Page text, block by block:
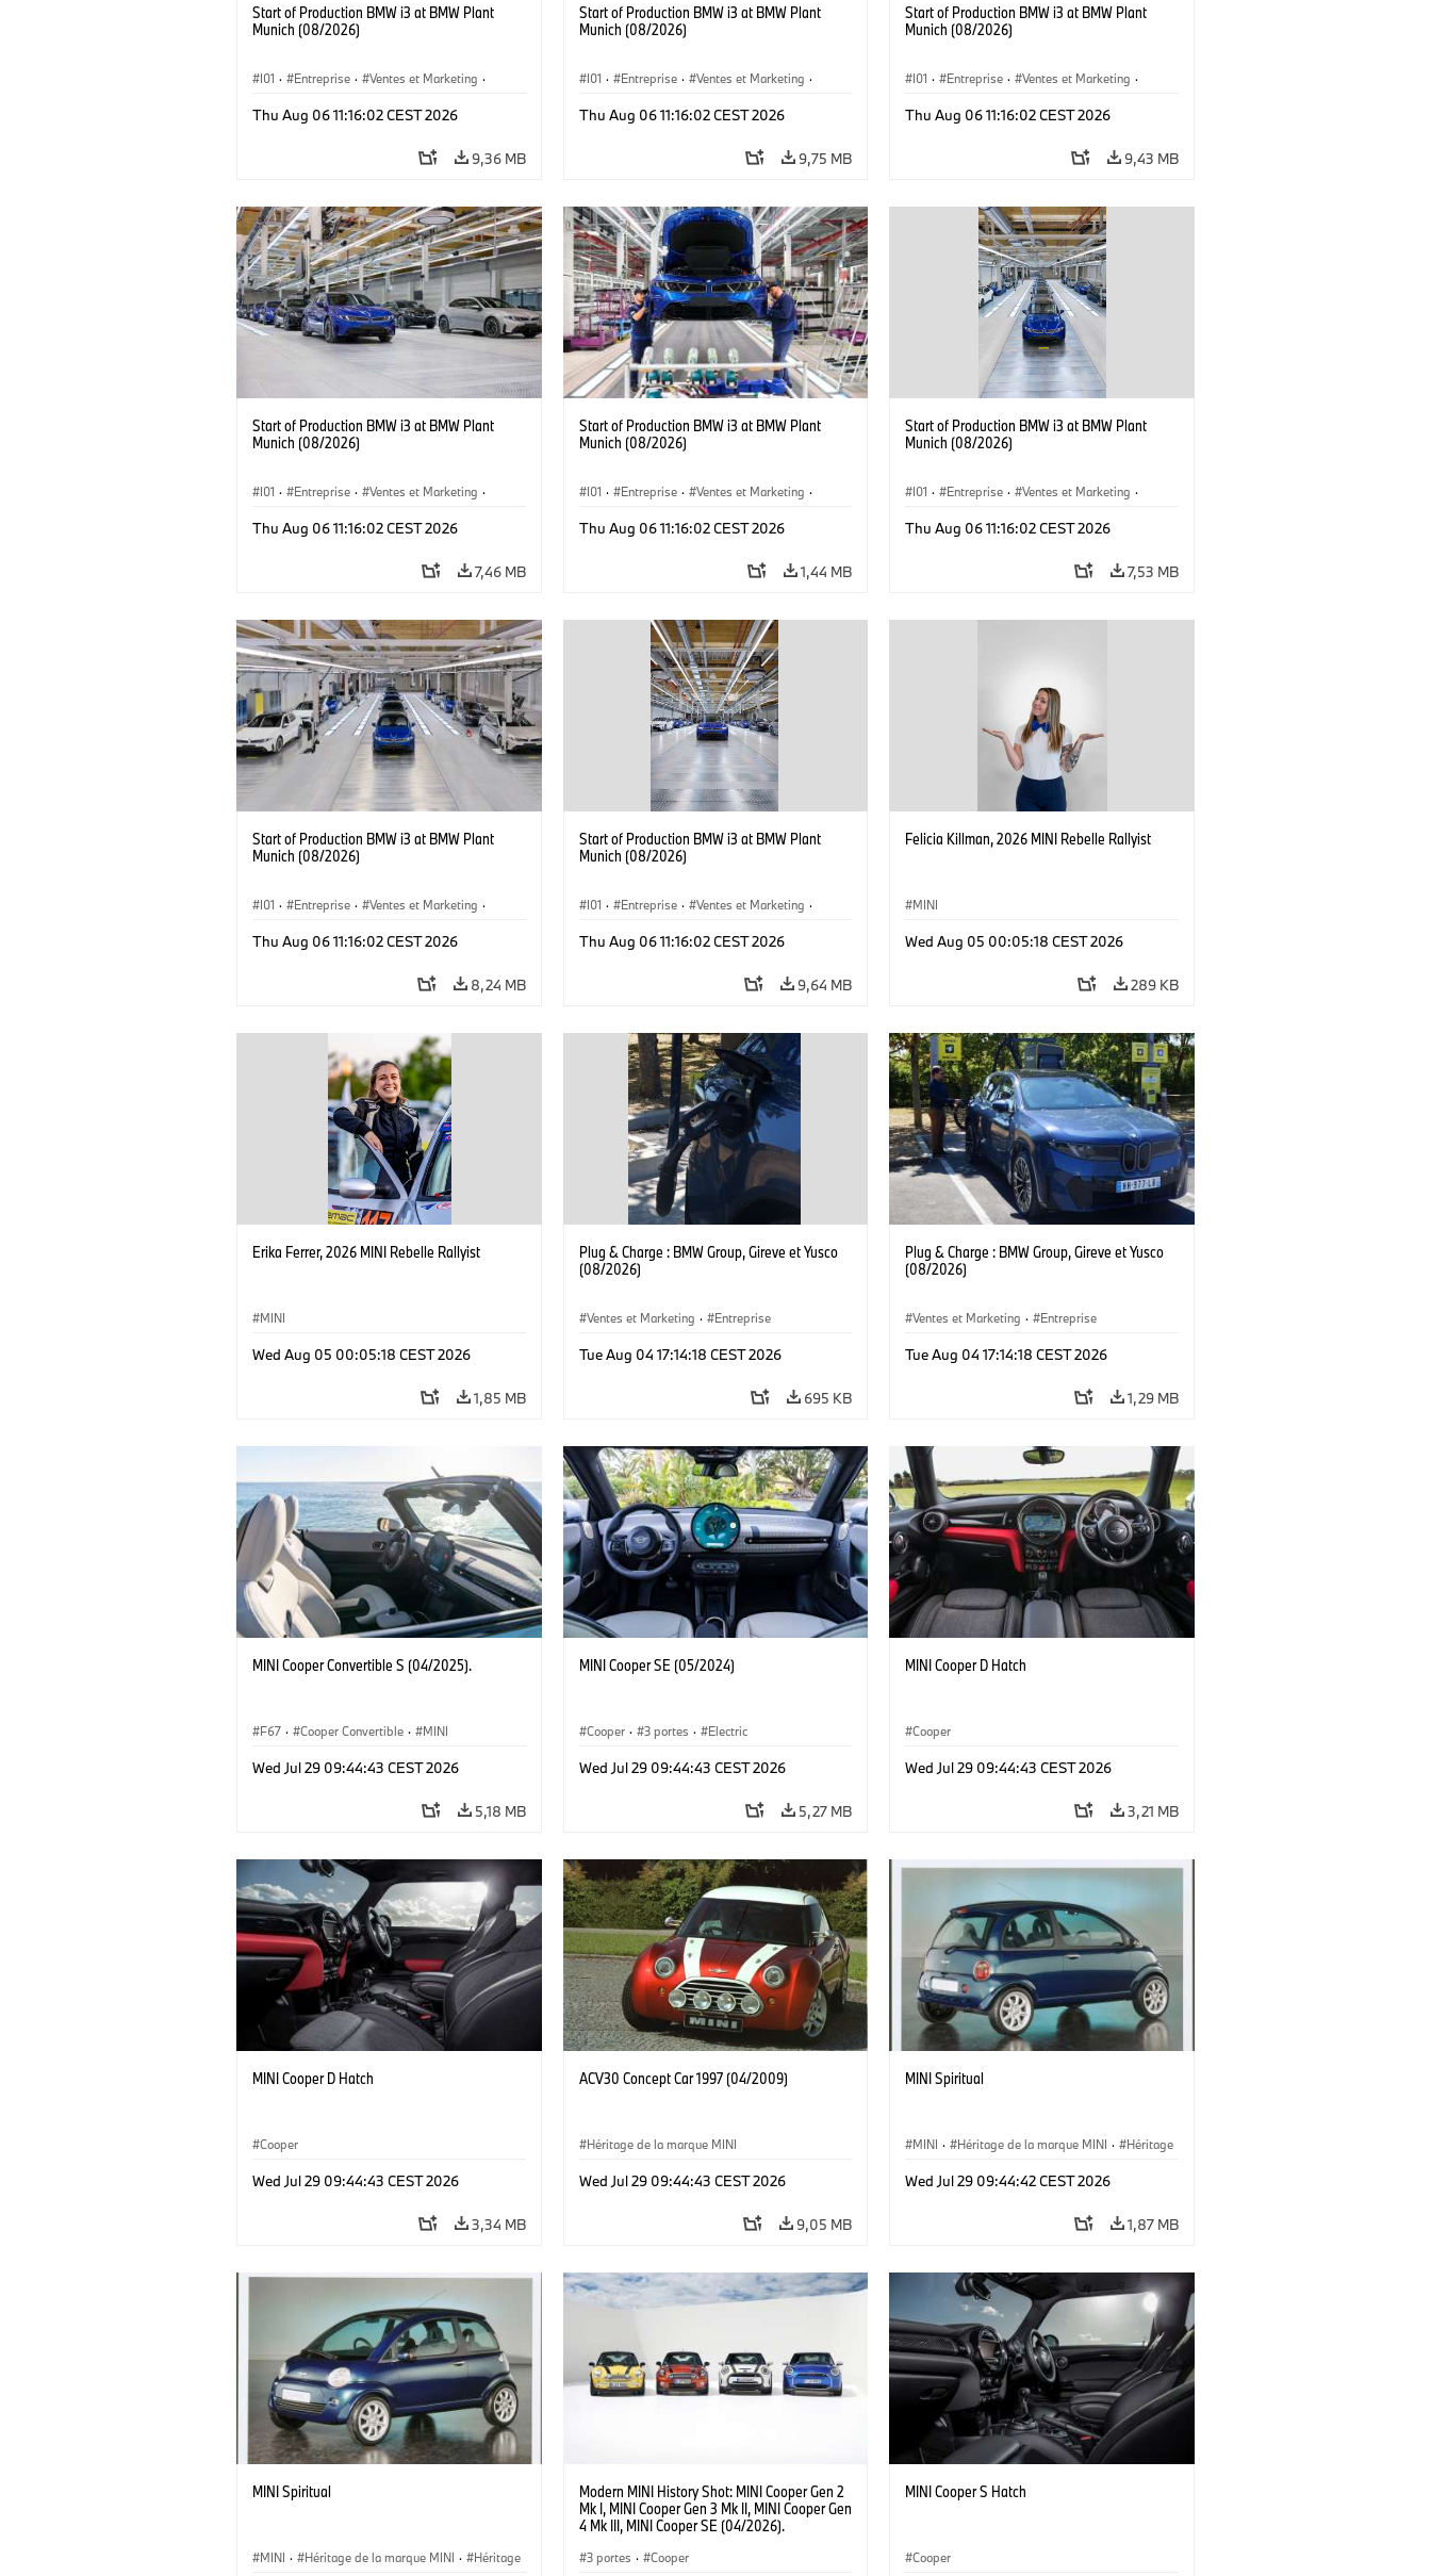
Start of Production BMW i3 at BMW Plant
Munich (08/2026)
I01 · Entreprise · Ventes et Marketing ·
Thu Aug 06 11:16:02 CEST 2026
9,36 MB
Start of Production BMW i3 at BMW Plant
Munich (08/2026)
I01 · Entreprise · Ventes et Marketing ·
Thu Aug 06 11:16:02 CEST 2026
9,75 MB
Start of Production BMW i3 at BMW Plant
Munich (08/2026)
I01 · Entreprise · Ventes et Marketing ·
Thu Aug 06 11:16:02 CEST 2026
9,43 MB
Start of Production BMW i3 at BMW Plant
Munich (08/2026)
I01 · Entreprise · Ventes et Marketing ·
Thu Aug 06 11:16:02 CEST 2026
7,46 MB
Start of Production BMW i3 at BMW Plant
Munich (08/2026)
I01 · Entreprise · Ventes et Marketing ·
Thu Aug 06 11:16:02 CEST 2026
1,44 MB
Start of Production BMW i3 at BMW Plant
Munich (08/2026)
I01 · Entreprise · Ventes et Marketing ·
Thu Aug 06 11:16:02 CEST 2026
7,53 MB
Start of Production BMW i3 at BMW Plant
Munich (08/2026)
I01 · Entreprise · Ventes et Marketing ·
Thu Aug 06 11:16:02 CEST 2026
8,24 MB
Start of Production BMW i3 at BMW Plant
Munich (08/2026)
I01 · Entreprise · Ventes et Marketing ·
Thu Aug 06 11:16:02 CEST 2026
9,64 MB
Felicia Killman, 2026 MINI Rebelle Rallyist
MINI
Wed Aug 05 00:05:18 CEST 2026
289 KB
Erika Ferrer, 2026 MINI Rebelle Rallyist
MINI
Wed Aug 05 00:05:18 CEST 2026
1,85 MB
Plug & Charge : BMW Group, Gireve et Yusco
(08/2026)
Ventes et Marketing · Entreprise
Tue Aug 04 17:14:18 CEST 2026
695 KB
Plug & Charge : BMW Group, Gireve et Yusco
(08/2026)
Ventes et Marketing · Entreprise
Tue Aug 04 17:14:18 CEST 2026
1,29 MB
MINI Cooper Convertible S (04/2025).
F67 · Cooper Convertible · MINI
Wed Jul 29 09:44:43 CEST 2026
5,18 MB
MINI Cooper SE (05/2024)
Cooper · 3 portes · Electric
Wed Jul 29 09:44:43 CEST 2026
5,27 MB
MINI Cooper D Hatch
Cooper
Wed Jul 29 09:44:43 CEST 2026
3,21 MB
MINI Cooper D Hatch
Cooper
Wed Jul 29 09:44:43 CEST 2026
3,34 MB
ACV30 Concept Car 1997 (04/2009)
Héritage de la marque MINI
Wed Jul 29 09:44:43 CEST 2026
9,05 MB
MINI Spiritual
MINI · Héritage de la marque MINI ·
Héritage
Wed Jul 29 09:44:42 CEST 2026
1,87 MB
MINI Spiritual
MINI · Héritage de la marque MINI ·
Héritage
Modern MINI History Shot: MINI Cooper Gen 2
Mk I, MINI Cooper Gen 3 Mk II, MINI Cooper Gen
4 Mk III, MINI Cooper SE (04/2026).
3 portes · Cooper
MINI Cooper S Hatch
Cooper